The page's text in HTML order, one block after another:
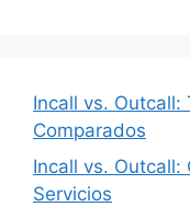
Incall vs. Outcall:
Comparados
Incall vs. Outcall:
Servicios